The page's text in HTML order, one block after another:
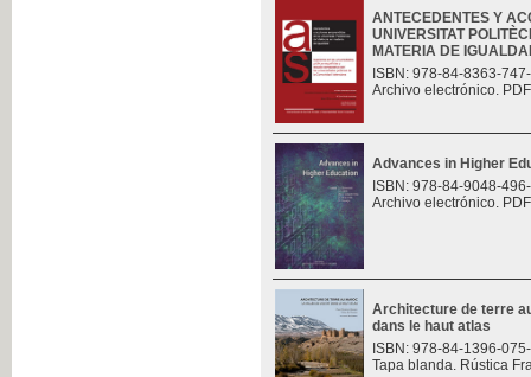
ANTECEDENTES Y
UNIVERSITAT
MATERIA DE
ISBN: 978-84-8363-
Archivo electrónico.
Advances in Higher
ISBN: 978-84-9048-
Archivo electrónico.
Architecture de terre
dans le haut atlas
ISBN: 978-84-1396-
Tapa blanda. Rústica